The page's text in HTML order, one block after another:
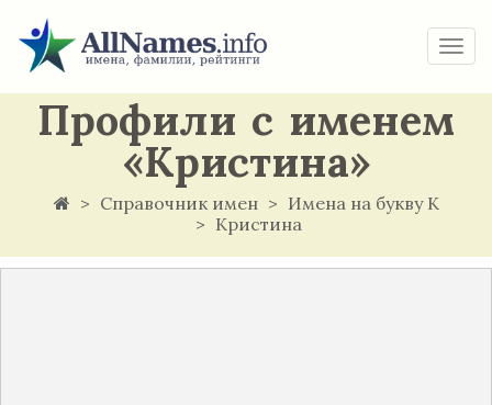
Профили с именем
«Кристина»
Справочник имен
Имена на букву К
Кристина